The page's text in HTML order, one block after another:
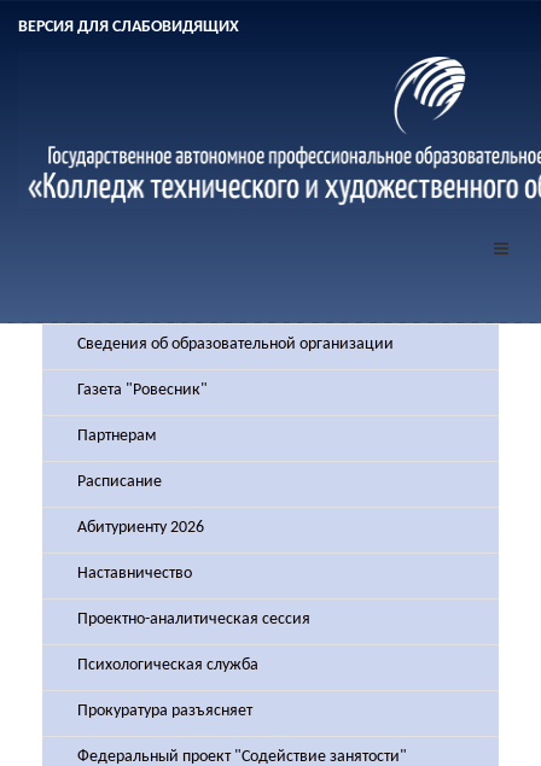
ВЕРСИЯ ДЛЯ СЛАБОВИДЯЩИХ
Сведения об образовательной организации
Газета "Ровесник"
Партнерам
Расписание
Абитуриенту 2026
Наставничество
Проектно-аналитическая сессия
Психологическая служба
Прокуратура разъясняет
Федеральный проект "Содействие занятости"